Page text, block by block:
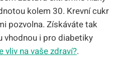
kolem 30. Krevní cukr
pozvolna. Získáváte tak
vhodnou i pro diabetiky
vliv na vaše zdraví?.